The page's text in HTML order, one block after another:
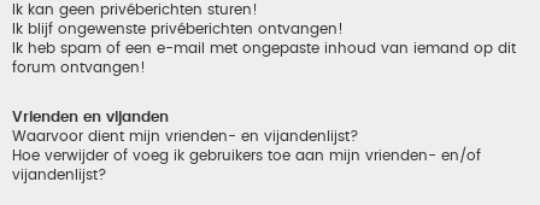
Ik kan geen privéberichten sturen!
Ik blijf ongewenste privéberichten ontvangen!
Ik heb spam of een e-mail met ongepaste inhoud van iemand op dit
forum ontvangen!
Vrienden en vijanden
Waarvoor dient mijn vrienden- en vijandenlijst?
Hoe verwijder of voeg ik gebruikers toe aan mijn vrienden- en/of
vijandenlijst?